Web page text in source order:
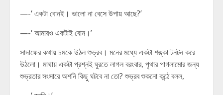
—-‘ একটা বোনই। ভালো না বেসে উপায় আছে?’
—-‘ আমারও একটাই বোন।’
সাদাফের কথায় চমকে উঠল শুভ্রব। মনের মধ্যে একটা শঙ্কা টনটন করে
উঠলো। মাথায় একটা প্রশ্নই ঘুরতে লাগল বরংবার, পৃথার পাগলামোর জন্য
শুভ্রতার সংসারে অশনি কিছু ঘটবে না তো? শুভ্রব শুকনো কন্ঠে বলল,